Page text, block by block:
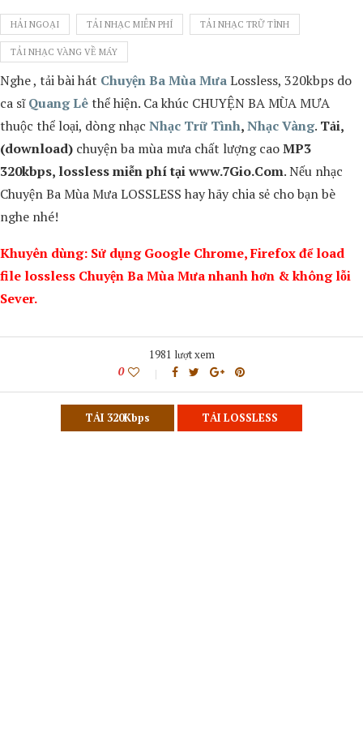
HẢI NGOẠI TẢI NHẠC MIỄN PHÍ TẢI NHẠC TRỮ TÌNH
TẢI NHẠC VÀNG VỀ MÁY
Nghe , tải bài hát Chuyện Ba Mùa MưaLossless, 320kbps do
ca sĩQuang Lêthể hiện. Ca khúc CHUYỆN BA MÙA MƯA
thuộc thể loại, dòng nhạc Nhạc Trữ Tình,Nhạc Vàng. Tải,
(download) chuyện ba mùa mưa chất lượng caoMP3
320kbps, lossless miễn phí tại www.7Gio.Com. Nếu nhạc
Chuyện Ba Mùa MưaLOSSLESS hay hãy chia sẻ cho bạn bè
nghe nhé!
Khuyên dùng: Sử dụng Google Chrome, Firefox để load
file lossless Chuyện Ba Mùa Mưa nhanh hơn & không lỗi
Sever.
1981 lượt xem
0
TẢI 320Kbps TẢI LOSSLESS